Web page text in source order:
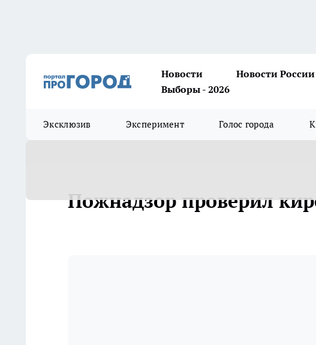
Новости Новости России
Выборы - 2026
Эксклюзив Эксперимент Голос города
Пожнадзор проверил